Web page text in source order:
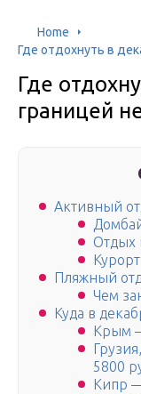
Home
Где отдохнуть в
Где
границей
Активный
Отдых
Пляжный
Чем
Куда в
Крым
5800
Кипр